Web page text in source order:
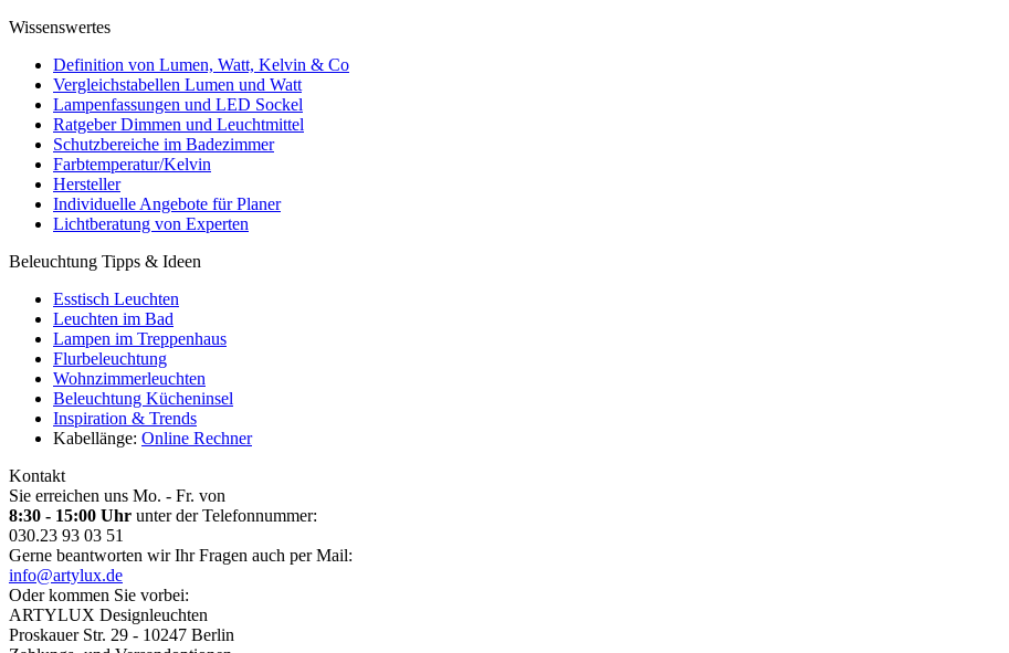
Wissenswertes
Definition von Lumen, Watt, Kelvin & Co
Vergleichstabellen Lumen und Watt
Lampenfassungen und LED Sockel
Ratgeber Dimmen und Leuchtmittel
Schutzbereiche im Badezimmer
Farbtemperatur/Kelvin
Hersteller
Individuelle Angebote für Planer
Lichtberatung von Experten
Beleuchtung Tipps & Ideen
Esstisch Leuchten
Leuchten im Bad
Lampen im Treppenhaus
Flurbeleuchtung
Wohnzimmerleuchten
Beleuchtung Kücheninsel
Inspiration & Trends
Kabellänge: Online Rechner
Kontakt
Sie erreichen uns Mo. - Fr. von
8:30 - 15:00 Uhr unter der Telefonnummer:
030.23 93 03 51
Gerne beantworten wir Ihr Fragen auch per Mail:
info@artylux.de
Oder kommen Sie vorbei:
ARTYLUX Designleuchten
Proskauer Str. 29 - 10247 Berlin